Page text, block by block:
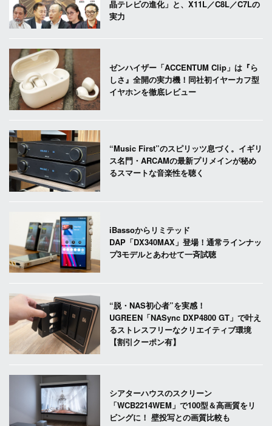
晶テレビの進化」と、X11L／C8L／C7Lの
実力
ゼンハイザー「ACCENTUM Clip」は『ら
しさ』全開の実力機！同社初イヤーカフ型
イヤホンを徹底レビュー
“Music First”のスピリッツ息づく。イギリ
ス名門・ARCAMの最新プリメインが秘め
るスマートな音楽性を聴く
iBassoからリミテッド
DAP「DX340MAX」登場！通常ラインナッ
プ3モデルとあわせて一斉試聴
“脱・NAS初心者”を実感！
UGREEN「NASync DXP4800 GT」で叶え
るストレスフリーなクリエイティブ環境
【割引クーポン有】
シアターハウスのスクリーン
「WCB2214WEM」で100型＆高画質をリ
ビングに！ 壁投写との画質比較も